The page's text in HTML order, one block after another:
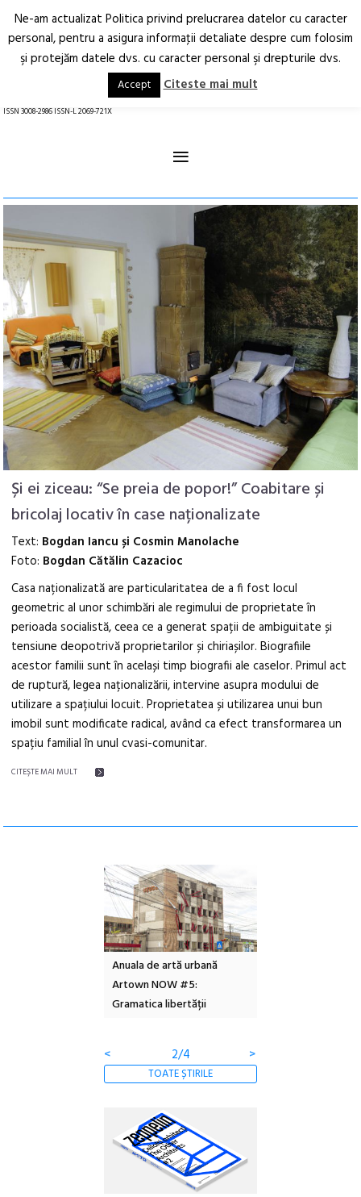
Arhitectură.
Oraș.
RO EN
ISSN 3008-2986 ISSN-L 2069-721X
≡
Și ei ziceau: “Se preia de popor!” Coabitare și
bricolaj locativ în case naționalizate
Text: Bogdan Iancu și Cosmin Manolache
Foto: Bogdan Cătălin Cazacioc
Casa naționalizată are particularitatea de a fi fost locul
geometric al unor schimbări ale regimului de proprietate în
perioada socialistă, ceea ce a generat spații de ambiguitate și
tensiune deopotrivă proprietarilor și chiriașilor. Biografiile
acestor familii sunt în același timp biografii ale caselor. Primul act
de ruptură, legea naționalizării, intervine asupra modului de
utilizare a spațiului locuit. Proprietatea și utilizarea unui bun
imobil sunt modificate radical, având ca efect transformarea un
spațiu familial în unul cvasi-comunitar.
CITEŞTE MAI MULT
Anuala de artă urbană
Artown NOW #5:
Gramatica libertății
< 2/4 >
TOATE ȘTIRILE
Ne-am actualizat Politica privind prelucrarea datelor cu caracter
personal, pentru a asigura informaţii detaliate despre cum folosim
şi protejăm datele dvs. cu caracter personal şi drepturile dvs.
Accept Citeste mai mult